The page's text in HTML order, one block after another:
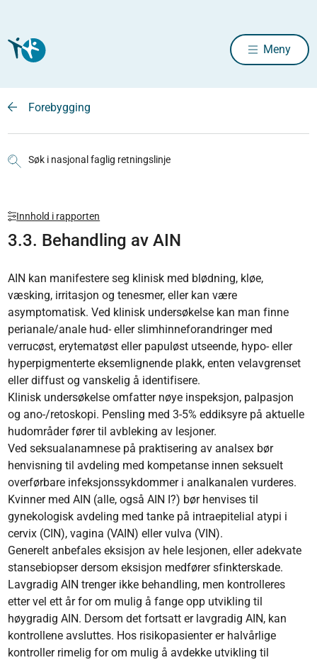
Meny
Forebygging
Søk i nasjonal faglig retningslinje
Innhold i rapporten
3.3. Behandling av AIN
AIN kan manifestere seg klinisk med blødning, kløe,
væsking, irritasjon og tenesmer, eller kan være
asymptomatisk. Ved klinisk undersøkelse kan man finne
perianale/anale hud- eller slimhinneforandringer med
verrucøst, erytematøst eller papuløst utseende, hypo- eller
hyperpigmenterte eksemlignende plakk, enten velavgrenset
eller diffust og vanskelig å identifisere.
Klinisk undersøkelse omfatter nøye inspeksjon, palpasjon
og ano-/retoskopi. Pensling med 3-5% eddiksyre på aktuelle
hudområder fører til avbleking av lesjoner.
Ved seksualanamnese på praktisering av analsex bør
henvisning til avdeling med kompetanse innen seksuelt
overførbare infeksjonssykdommer i analkanalen vurderes.
Kvinner med AIN (alle, også AIN I?) bør henvises til
gynekologisk avdeling med tanke på intraepitelial atypi i
cervix (CIN), vagina (VAIN) eller vulva (VIN).
Generelt anbefales eksisjon av hele lesjonen, eller adekvate
stansebiopser dersom eksisjon medfører sfinkterskade.
Lavgradig AIN trenger ikke behandling, men kontrolleres
etter vel ett år for om mulig å fange opp utvikling til
høygradig AIN. Dersom det fortsatt er lavgradig AIN, kan
kontrollene avsluttes. Hos risikopasienter er halvårlige
kontroller rimelig for om mulig å avdekke utvikling til